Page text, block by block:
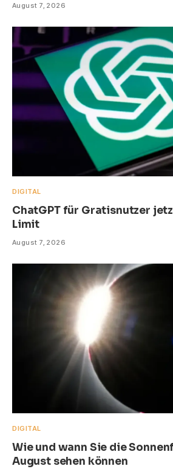
August 7, 2026
DIGITAL
ChatGPT für Gratisnutzer
Limit
August 7, 2026
DIGITAL
Wie und wann Sie die
August sehen können